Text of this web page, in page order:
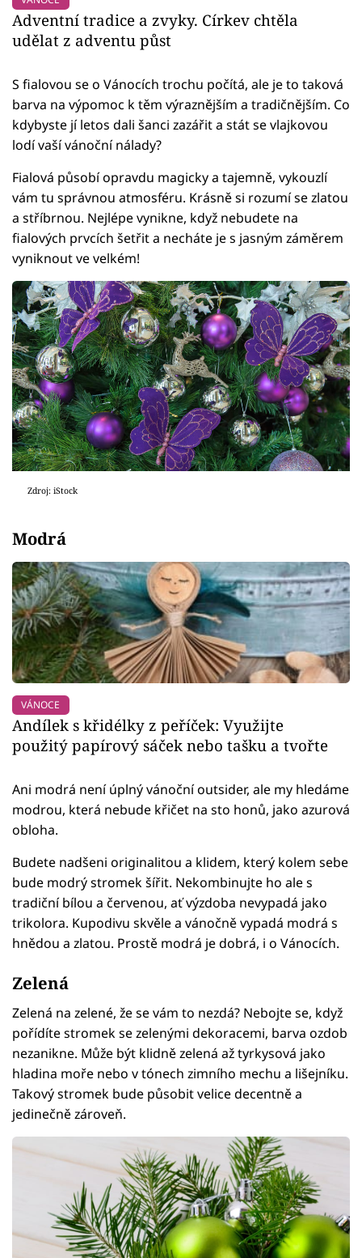
Adventní tradice a zvyky. Církev chtěla
udělat z adventu půst
S fialovou se o Vánocích trochu počítá, ale je to taková
barva na výpomoc k těm výraznějším a tradičnějším. Co
kdybyste jí letos dali šanci zazářit a stát se vlajkovou
lodí vaší vánoční nálady?
Fialová působí opravdu magicky a tajemně, vykouzlí
vám tu správnou atmosféru. Krásně si rozumí se zlatou
a stříbrnou. Nejlépe vynikne, když nebudete na
fialových prvcích šetřit a necháte je s jasným záměrem
vyniknout ve velkém!
Zdroj: iStock
Modrá
VÁNOCE
Andílek s křidélky z peříček: Využijte
použitý papírový sáček nebo tašku a tvořte
Ani modrá není úplný vánoční outsider, ale my hledáme
modrou, která nebude křičet na sto honů, jako azurová
obloha.
Budete nadšeni originalitou a klidem, který kolem sebe
bude modrý stromek šířit. Nekombinujte ho ale s
tradiční bílou a červenou, ať výzdoba nevypadá jako
trikolora. Kupodivu skvěle a vánočně vypadá modrá s
hnědou a zlatou. Prostě modrá je dobrá, i o Vánocích.
Zelená
Zelená na zelené, že se vám to nezdá? Nebojte se, když
pořídíte stromek se zelenými dekoracemi, barva ozdob
nezanikne. Může být klidně zelená až tyrkysová jako
hladina moře nebo v tónech zimního mechu a lišejníku.
Takový stromek bude působit velice decentně a
jedinečně zároveň.